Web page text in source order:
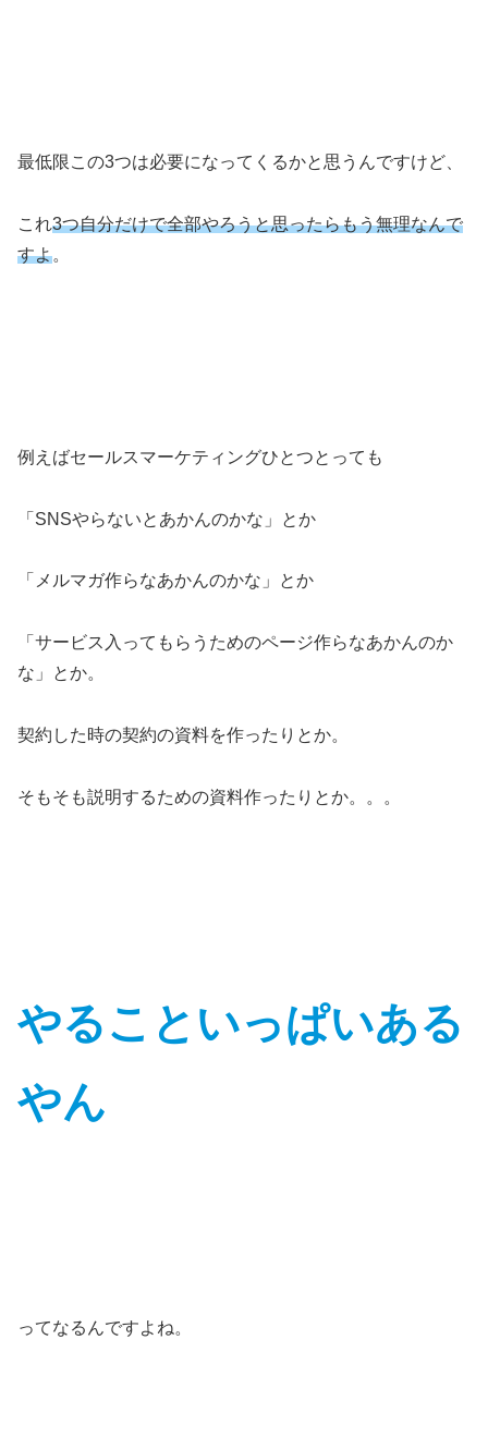
最低限この3つは必要になってくるかと思うんですけど、
これ3つ自分だけで全部やろうと思ったらもう無理なんで
すよ。
例えばセールスマーケティングひとつとっても
「SNSやらないとあかんのかな」とか
「メルマガ作らなあかんのかな」とか
「サービス入ってもらうためのページ作らなあかんのか
な」とか。
契約した時の契約の資料を作ったりとか。
そもそも説明するための資料作ったりとか。。。
やることいっぱいある
やん
ってなるんですよね。